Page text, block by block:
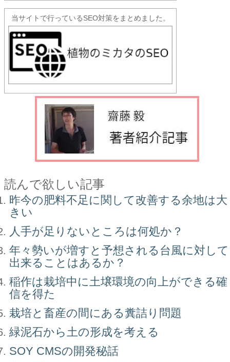
当サイトで行っているSEO対策をまとめました。
読んで欲しい記事
昨今の肥料不足に関して改善する余地は大
きい
人手が足りないところは何処か？
年々勢いが増すと予想される台風に対して
出来ることはあるか？
稲作は栽培中に土壌環境の向上ができる確
信を得た
栽培と畜産の間にある糞詰り問題
緑泥石から土の形成を考える
SOY CMSの開発秘話